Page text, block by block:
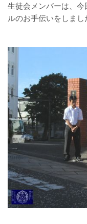
生徒会メンバーは、
ルのお手伝いをしまし